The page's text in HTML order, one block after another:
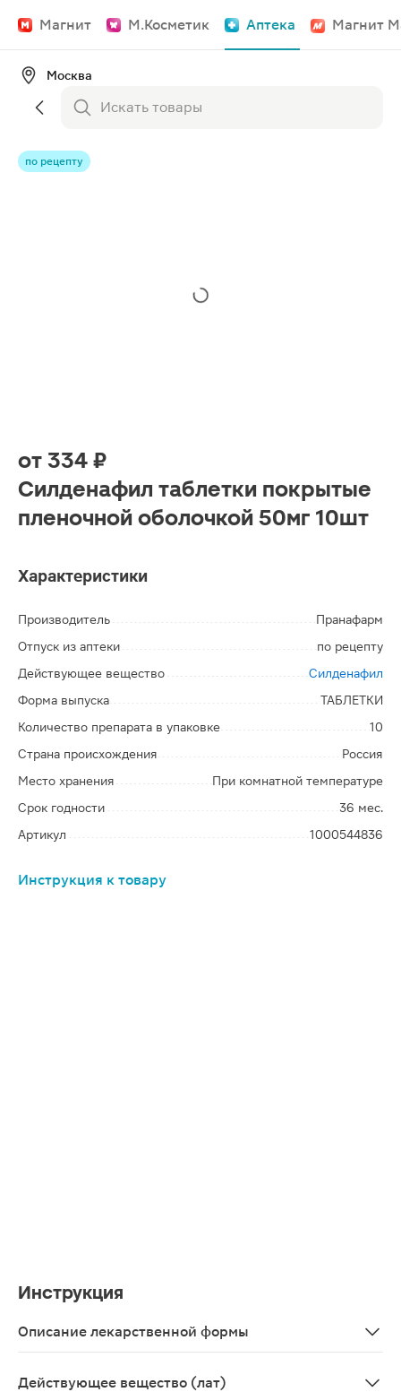
Магнит М.Косметик Аптека Магнит
Москва
по рецепту
от 334 ₽
Силденафил таблетки покрытые
пленочной оболочкой 50мг 10шт
Характеристики
Производитель
Пранафарм
Отпуск из аптеки
по рецепту
Действующее вещество
Силденафил
Форма выпуска
ТАБЛЕТКИ
Количество препарата в упаковке
10
Страна происхождения
Россия
Место хранения
При комнатной температуре
Срок годности
36 мес.
Артикул
1000544836
Инструкция к товару
Инструкция
Описание лекарственной формы
Действующее вещество (лат)